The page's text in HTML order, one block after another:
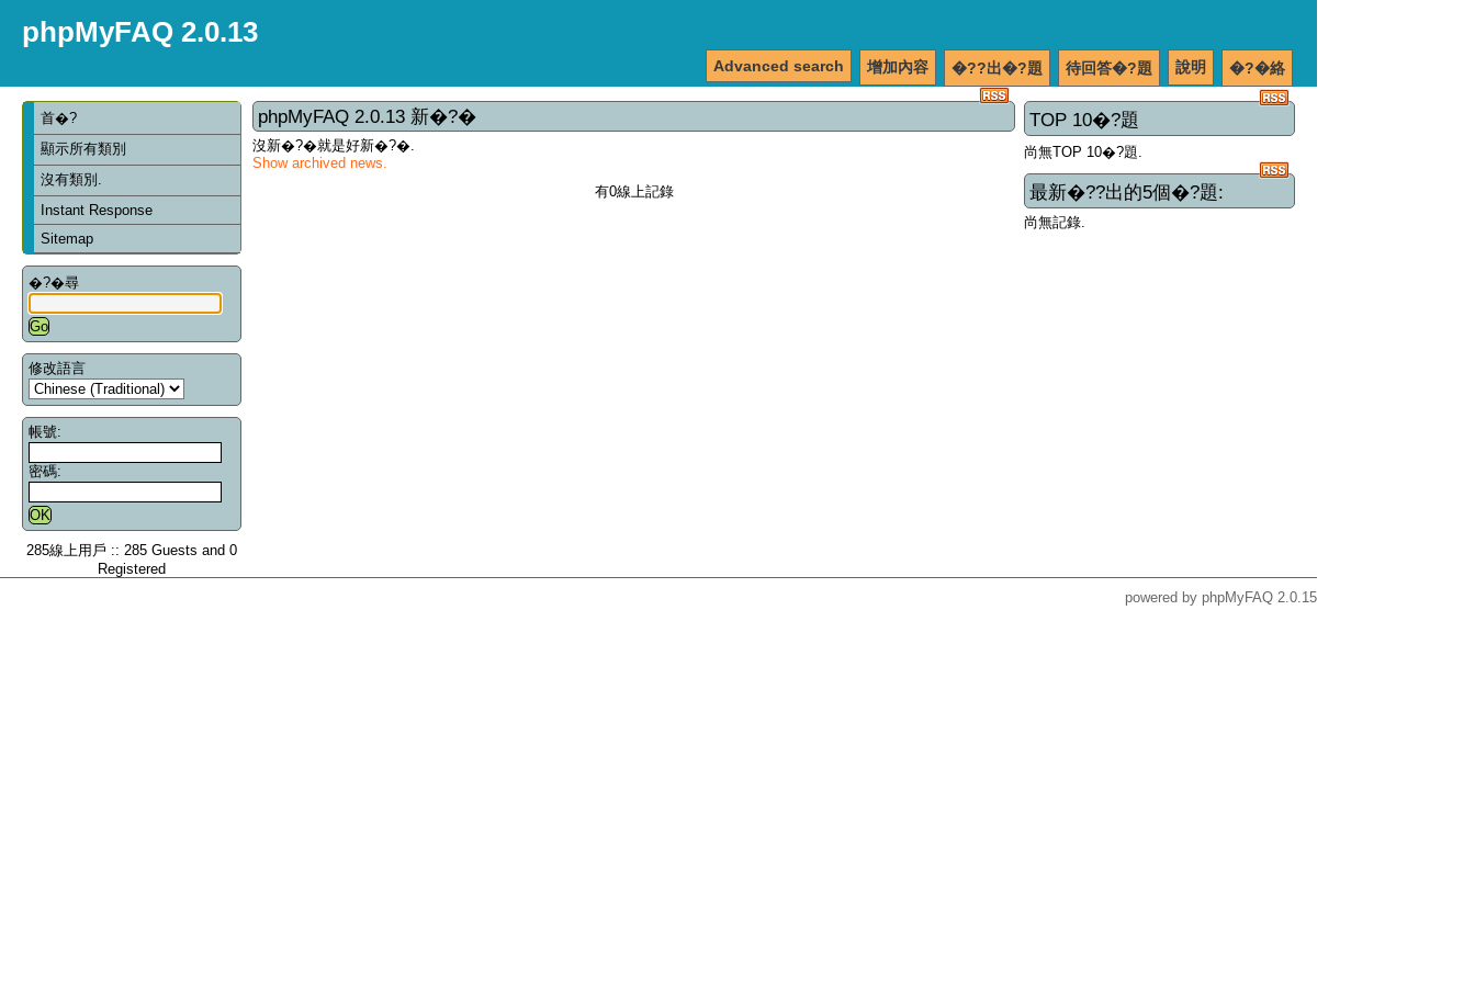
phpMyFAQ 2.0.13
�?�絡
說明
待回答�?題
�??出�?題
增加內容
Advanced search
首�?
顯示所有類別
沒有類別.
Instant Response
Sitemap
�?�尋
修改語言
帳號:
密碼:
285線上用戶 :: 285 Guests and 0
Registered
TOP 10�?題
尚無TOP 10�?題.
最新�??出的5個�?題:
尚無記錄.
phpMyFAQ 2.0.13 新�?�
沒新�?�就是好新�?�.
Show archived news.
有0線上記錄
powered by phpMyFAQ 2.0.15